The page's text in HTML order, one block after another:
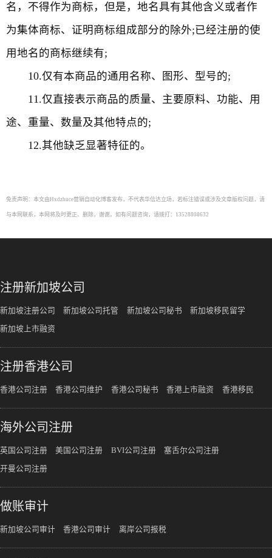
名，不得作为商标，但是，地名具有其他含义或者作
为集体商标、证明商标组成部分的除外;已经注册的使
用地名的商标继续有;
10.仅有本商品的通用名称、图形、型号的;
11.仅直接表示商品的质量、主要原料、功能、用
途、重量、数量及其他特点的;
12.其他缺乏显著特征的。
免责声明：本文由Hxdzhuce营销自动化博客发布，不代表华信达立场，若标注错误或涉及文章版权问题，请
与本网联系，本网将及时更正、删除，谢谢。如有问题咨询，请拨打：13528808632
注册新加坡公司
新加坡注册公司 新加坡公司托管 新加坡公司秘书 新加坡移民留学
新加坡上市融资
注册香港公司
香港公司注册 香港公司维护 香港公司秘书 香港上市融资 香港移民
海外公司注册
英国公司注册 美国公司注册 BVI公司注册 塞舌尔公司注册
开曼公司注册
做账审计
新加坡公司审计 香港公司审计 离岸公司报税